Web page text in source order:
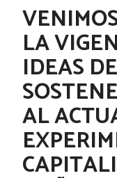
LA
IDEAS
AL